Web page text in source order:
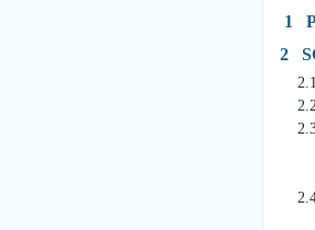
1
2
2.1
2.2
2.3
2.4